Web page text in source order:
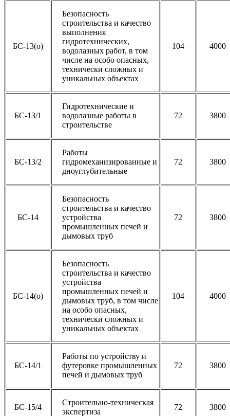
БС-13(о)
Безопасность
строительства и качество
выполнения
гидротехнических,
водолазных работ, в том
числе на особо опасных,
технически сложных и
уникальных объектах
104 4000
БС-13/1
Гидротехнические и
водолазные работы в
строительстве
72 3800
БС-13/2
Работы
гидромеханизированные и
дноуглубительные
72 3800
БС-14
Безопасность
строительства и качество
устройства
промышленных печей и
дымовых труб
72 3800
БС-14(о)
Безопасность
строительства и качество
устройства
промышленных печей и
дымовых труб, в том числе
на особо опасных,
технически сложных и
уникальных объектах
104 4000
БС-14/1
Работы по устройству и
футеровке промышленных
печей и дымовых труб
72 3800
БС-15/4
Строительно-техническая
экспертиза
72 3800